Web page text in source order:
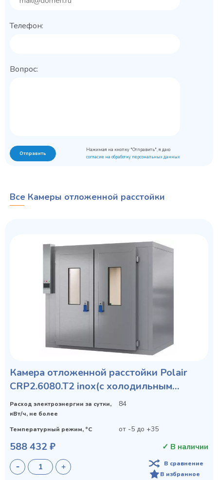
Телефон:
Вопрос:
Отправить
Нажимая на кнопку "Отправить", я даю
согласие на обработку персональных данных
Все Камеры отложенной расстойки
Камера отложенной расстойки Polair
CRP2.6080.T2 inox(с холодильным
агрегатом)
Расход электроэнергии за сутки,
кВт/ч, не более
84
Температурный режим, °C от -5 до +35
588 432 ₽ ✓ В наличии
В сравнение
В избранное